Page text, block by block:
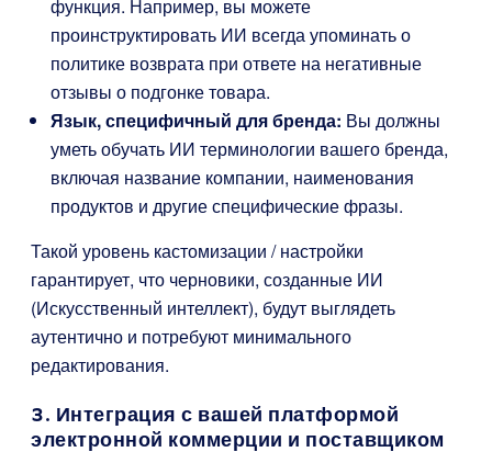
функция. Например, вы можете
проинструктировать ИИ всегда упоминать о
политике возврата при ответе на негативные
отзывы о подгонке товара.
Язык, специфичный для бренда: Вы должны
уметь обучать ИИ терминологии вашего бренда,
включая название компании, наименования
продуктов и другие специфические фразы.
Такой уровень кастомизации / настройки
гарантирует, что черновики, созданные ИИ
(Искусственный интеллект), будут выглядеть
аутентично и потребуют минимального
редактирования.
3. Интеграция с вашей платформой
электронной коммерции и поставщиком